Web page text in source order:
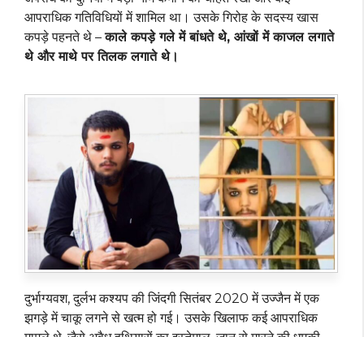
आपराधिक गतिविधियों में शामिल था। उसके गिरोह के सदस्य खास
कपड़े पहनते थे –काले कपड़े गले में बांधते थे, आंखों में काजल लगाते
थे और माथे पर तिलक लगाते थे।
दुर्भाग्यवश, दुर्लभ कश्यप की जिंदगी सितंबर 2020 में उज्जैन में एक
झगड़े में चाकू लगने से खत्म हो गई। उसके खिलाफ कई आपराधिक